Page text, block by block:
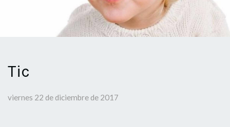
Tic
viernes 22 de diciembre de 2017